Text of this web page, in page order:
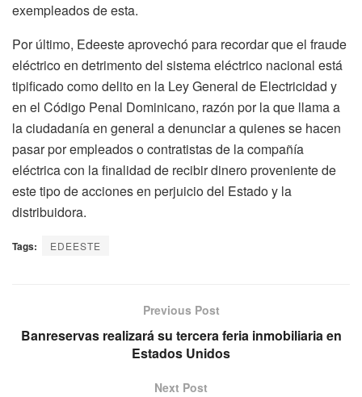
exempleados de esta.
Por último, Edeeste aprovechó para recordar que el fraude
eléctrico en detrimento del sistema eléctrico nacional está
tipificado como delito en la Ley General de Electricidad y
en el Código Penal Dominicano, razón por la que llama a
la ciudadanía en general a denunciar a quienes se hacen
pasar por empleados o contratistas de la compañía
eléctrica con la finalidad de recibir dinero proveniente de
este tipo de acciones en perjuicio del Estado y la
distribuidora.
Tags: EDEESTE
Previous Post
Banreservas realizará su tercera feria inmobiliaria en
Estados Unidos
Next Post